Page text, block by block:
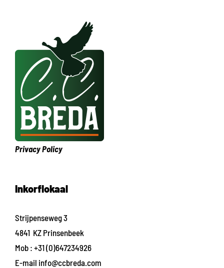
Privacy Policy
Inkorflokaal
Strijpenseweg 3
4841 KZ Prinsenbeek
Mob : +31 (0)647234926
E-mail info@ccbreda.com